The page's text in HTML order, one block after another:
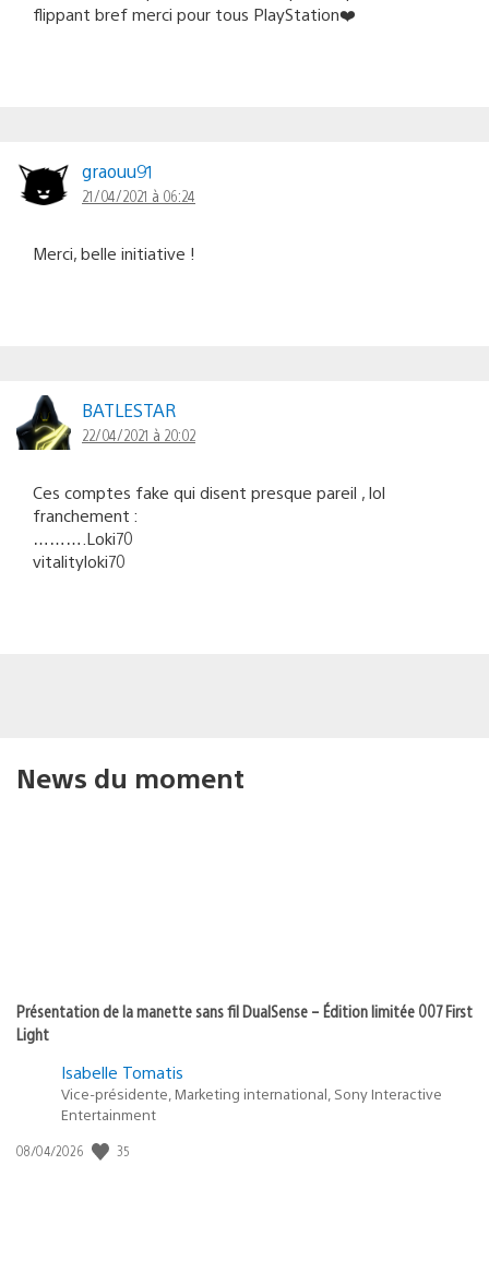
flippant bref merci pour tous PlayStation❤️
graouu91
21/04/2021 à 06:24
Merci, belle initiative !
BATLESTAR
22/04/2021 à 20:02
Ces comptes fake qui disent presque pareil , lol
franchement :
……….Loki70
vitalityloki70
News du moment
Présentation de la manette sans fil DualSense – Édition limitée 007 First
Light
Isabelle Tomatis
Vice-présidente, Marketing international, Sony Interactive
Entertainment
Date
08/04/2026 35